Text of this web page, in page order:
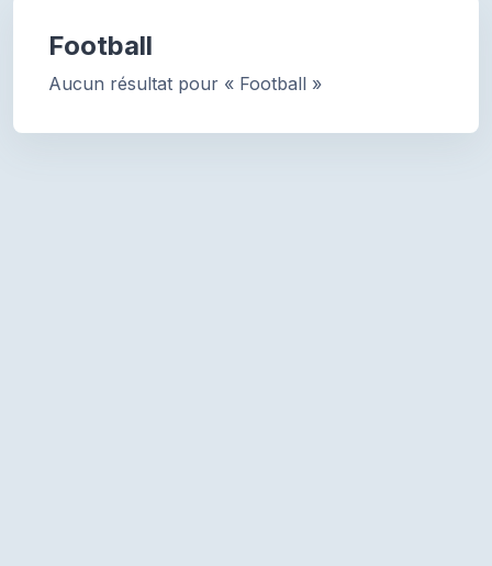
Football
Aucun résultat pour « Football »